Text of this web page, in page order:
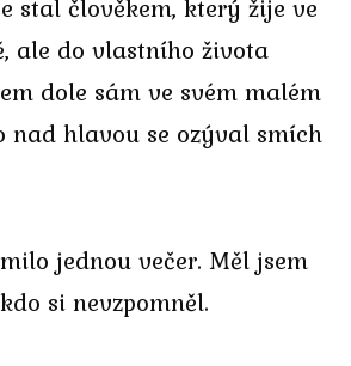
stal člověkem, který žije ve
ale do vlastního života
dole sám ve svém malém
nad hlavou se ozýval smích
jednou večer. Měl jsem
si nevzpomněl.